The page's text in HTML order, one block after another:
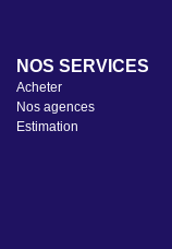
tenu des
sans tarder.
NOS SERVICES
Acheter
Nos agences
Estimation